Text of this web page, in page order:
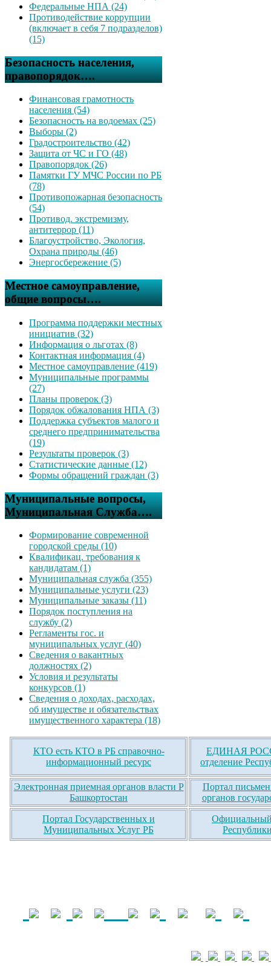
Федеральные НПА (24)
Противодействие коррупции
(включает в себя 7 подразделов)
(15)
Безопасность населения,
правопорядок….
Финансовая грамотность
населения (54)
Безопасность на водоемах (25)
Выборы (2)
Градостроительство (42)
Защита от ЧС и ГО (48)
Правопорядок (26)
Памятки ГУ МЧС России по РБ
(78)
Противопожарная безопасность
(54)
Противод. экстремизму,
антитеррор (11)
Благоустройство, Экология,
Охрана природы (46)
Энергосбережение (5)
Местное самоуправление,
общие вопросы….
Программа поддержки местных
инициатив (32)
Информация о льготах (8)
Контактная информация (4)
Местное самоуправление (419)
Муниципальные программы
(27)
Планы проверок (3)
Порядок обжалования НПА (3)
Поддержка субъектов малого и
среднего предпринимательства
(19)
Результаты проверок (3)
Статистические данные (12)
Формы обращений граждан (3)
Муниципальные вопросы,
Муниципальная Служба….
Формирование современной
городской среды (10)
Квалификац. требования к
кандидатам (1)
Муниципальная служба (355)
Муниципальные услуги (23)
Муниципальные заказы (11)
Порядок поступления на
службу (2)
Регламенты гос. и
муниципальных услуг (40)
Сведения о вакантных
должностях (2)
Условия и результаты
конкурсов (1)
Сведения о доходах, расходах,
об имуществе и обязательствах
имущественного характера (18)
КТО есть КТО в РБ справочно-
информационный ресурс
ЕДИНАЯ
отделение
Электронная приемная органов власти Р
Башкортостан
Портал
органов
Портал Государственных и
Муниципальных Услуг РБ
Официальный